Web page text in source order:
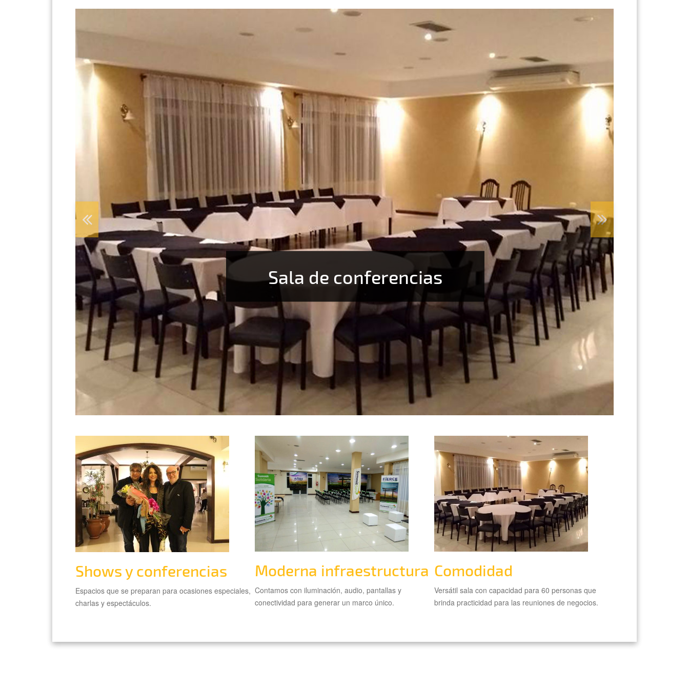
Sala de conferencias
Shows y conferencias
Espacios que se preparan para ocasiones especiales,
charlas y espectáculos.
Moderna infraestructura
Contamos con iluminación, audio, pantallas y
conectividad para generar un marco único.
Comodidad
Versátil sala con capacidad para 60 personas que
brinda practicidad para las reuniones de negocios.